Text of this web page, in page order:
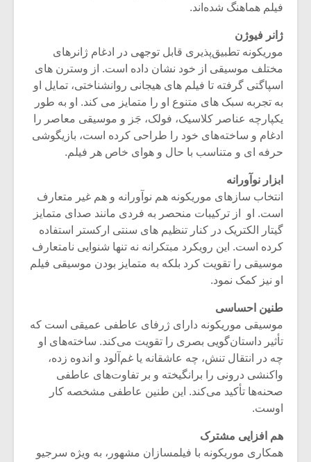
فیلم هماهنگ شد‌ه‌اند.
ژانر فیوژن
موریکونه تطبیق‌پذیری قابل توجهی در ادغام ژانر‌های
مختلف موسیقی از خود نشان داده است. از وسترن ‌های
اسپاگتی گرفته تا فیلم ‌های هیجانی روانشناختی، تمایل او
به تجربه سبک ‌های متنوع او را متمایز می کند. او به طور
یکپارچه عناصر کلاسیک، فولک، جَز و موسیقی معاصر را
ادغام و ساخته‌های خود را طراحی کرده است، بازیگوشی
حرفه ای و متناسب با حال و هوای خاص هر فیلم‌.
ابزار نوآورانه
انتخاب ساز‌های موریکونه هم نوآورانه و هم غیر متعارف
است. او از ترکیبات منحصر به فردی مانند صدای متمایز
گیتار الکتریک در کنار تنظیم ‌های سنتی ارکستر استفاده
کرده است. این رویکرد مبتکرانه نه تنها شنوایی نامتعارف
موسیقی را تقویت کرد بلکه به متمایز بودن موسیقی فیلم
او نیز کمک نمود.
طنین احساسی
موسیقی موریکونه دارای ژرفای عاطفی عمیقی است که
تأثیر داستان‌گویی بصری را تقویت می‌کند. ساخته‌‌های او
چه در انتقال تنش، چه عاشقانه یا غم‌آلود و اندوه زده،
واکنشی درونی را برانگیخته و بر تفاوت‌‌های عاطفی
صحنه‌‌ها تأکید می‌کند. این طنین عاطفی مشخصه کار
اوست.
هم افزایی مشترک
همکاری موریکونه با فیلمسازان مشهور، به ویژه سرجیو